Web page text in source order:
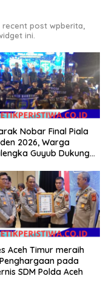
post wpberita,
ini.
Nobar Final Piala
2026, Warga
Guyub Dukung
Aceh Timur meraih
pada
SDM Polda Aceh